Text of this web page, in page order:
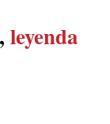
leyenda